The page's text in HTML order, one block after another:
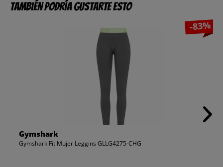
También podría gustarte esto
-83%
Gymshark
Gymshark Fit Mujer Leggins GLLG4275-CHG